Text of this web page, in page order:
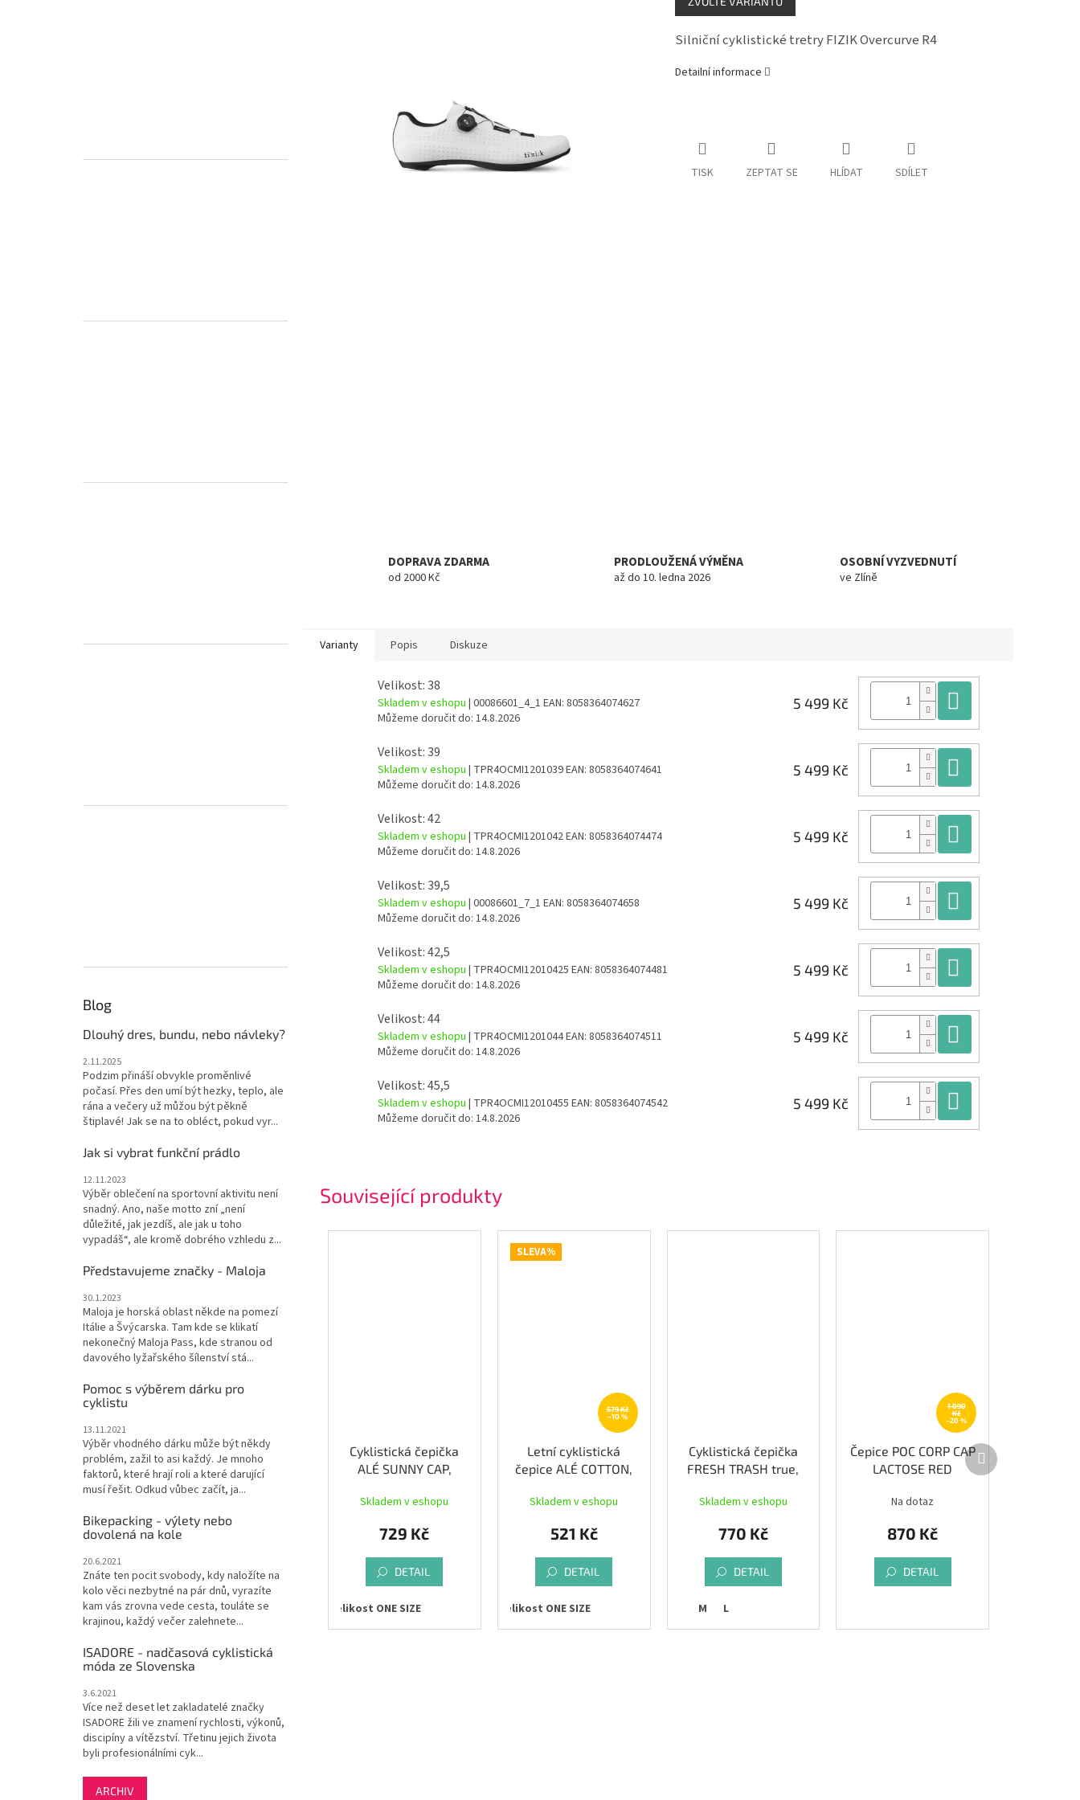
Blog
Dlouhý dres, bundu, nebo návleky?
2.11.2025
Podzim přináší obvykle proměnlivé
počasí. Přes den umí být hezky, teplo, ale
rána a večery už můžou být pěkně
štiplavé! Jak se na to obléct, pokud vyr...
Jak si vybrat funkční prádlo
12.11.2023
Výběr oblečení na sportovní aktivitu není
snadný. Ano, naše motto zní „není
důležité, jak jezdíš, ale jak u toho
vypadáš“, ale kromě dobrého vzhledu z...
Představujeme značky - Maloja
30.1.2023
Maloja je horská oblast někde na pomezí
Itálie a Švýcarska. Tam kde se klikatí
nekonečný Maloja Pass, kde stranou od
davového lyžařského šílenství stá...
Pomoc s výběrem dárku pro
cyklistu
13.11.2021
Výběr vhodného dárku může být někdy
problém, zažil to asi každý. Je mnoho
faktorů, které hrají roli a které darující
musí řešit. Odkud vůbec začít, ja...
Bikepacking - výlety nebo
dovolená na kole
20.6.2021
Znáte ten pocit svobody, kdy naložíte na
kolo věci nezbytné na pár dnů, vyrazíte
kam vás zrovna vede cesta, touláte se
krajinou, každý večer zalehnete...
ISADORE - nadčasová cyklistická
móda ze Slovenska
3.6.2021
Více než deset let zakladatelé značky
ISADORE žili ve znamení rychlosti, výkonů,
discipíny a vítězství. Třetinu jejich života
byli profesionálními cyk...
ARCHIV
Silniční cyklistické tretry FIZIK Overcurve R4
Detailní informace
TISK ZEPTAT SE HLÍDAT SDÍLET
DOPRAVA ZDARMA
od 2000 Kč
PRODLOUŽENÁ VÝMĚNA
až do 10. ledna 2026
OSOBNÍ VYZVEDNUTÍ
ve Zlíně
Související produkty
Cyklistická čepička
ALÉ SUNNY CAP,
Skladem v eshopu
729 Kč
DETAIL
Velikost ONE SIZE
SLEVA%
579 Kč
–10 %
Letní cyklistická
čepice ALÉ COTTON,
Skladem v eshopu
521 Kč
DETAIL
Velikost ONE SIZE
Cyklistická čepička
FRESH TRASH true,
Skladem v eshopu
770 Kč
DETAIL
M L
1 090
Kč
–20 %
Čepice POC CORP CAP
LACTOSE RED
Na dotaz
870 Kč
DETAIL
Další
produkt
Varianty Popis Diskuze
Velikost: 38
Skladem v eshopu | 00086601_4_1 EAN: 8058364074627
Můžeme doručit do: 14.8.2026
5 499 Kč
Velikost: 39
Skladem v eshopu | TPR4OCMI1201039EAN: 8058364074641
Můžeme doručit do: 14.8.2026
5 499 Kč
Velikost: 42
Skladem v eshopu | TPR4OCMI1201042EAN: 8058364074474
Můžeme doručit do: 14.8.2026
5 499 Kč
Velikost: 39,5
Skladem v eshopu | 00086601_7_1 EAN: 8058364074658
Můžeme doručit do: 14.8.2026
5 499 Kč
Velikost: 42,5
Skladem v eshopu | TPR4OCMI12010425 EAN: 8058364074481
Můžeme doručit do: 14.8.2026
5 499 Kč
Velikost: 44
Skladem v eshopu | TPR4OCMI1201044EAN: 8058364074511
Můžeme doručit do: 14.8.2026
5 499 Kč
Velikost: 45,5
Skladem v eshopu | TPR4OCMI12010455 EAN: 8058364074542
Můžeme doručit do: 14.8.2026
5 499 Kč